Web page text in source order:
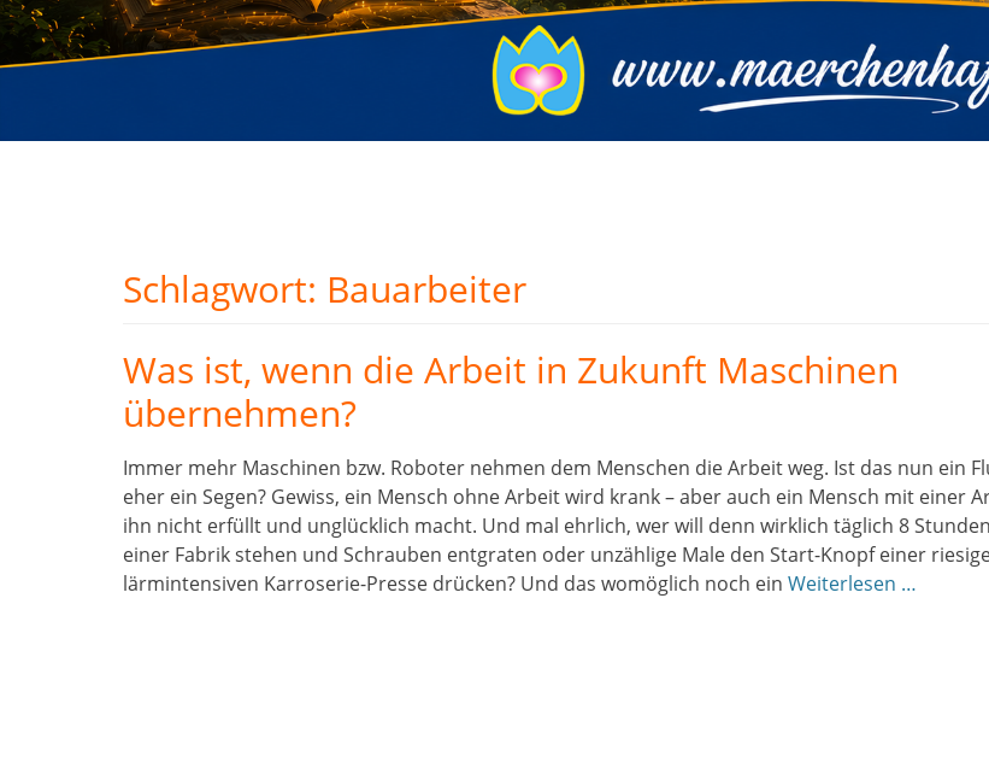
Schlagwort: Bauarbeiter
Was ist, wenn die Arbeit in Zukunft Maschinen
übernehmen?
Immer mehr Maschinen bzw. Roboter nehmen dem Menschen die Arbeit weg. Ist das nun ein
eher ein Segen? Gewiss, ein Mensch ohne Arbeit wird krank – aber auch ein Mensch mit einer
ihn nicht erfüllt und unglücklich macht. Und mal ehrlich, wer will denn wirklich täglich 8
einer Fabrik stehen und Schrauben entgraten oder unzählige Male den Start-Knopf einer
lärmintensiven Karroserie-Presse drücken? Und das womöglich noch ein Weiterlesen …